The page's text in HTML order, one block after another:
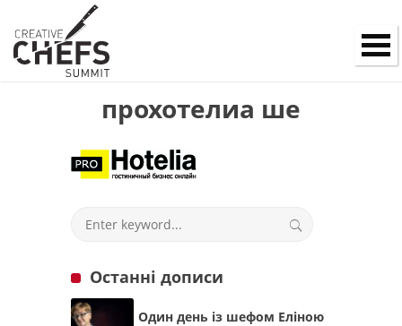
прохотелиа ше
Останні дописи
Один день із шефом Еліною